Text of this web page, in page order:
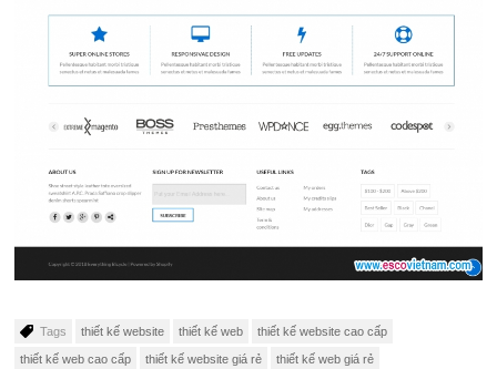
Tags thiết kế website thiết kế web thiết kế website cao cấp
thiết kế web cao cấp thiết kế website giá rẻ thiết kế web giá rẻ